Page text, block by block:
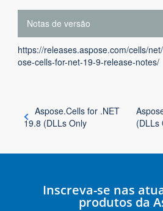
Notas de versão
https://releases.aspose.com/cells/
ose-cells-for-net-19-9-release-notes/
Aspose.Cells for .NET
19.8 (DLLs Only
(DLLs
Inscreva-se nas
produtos da